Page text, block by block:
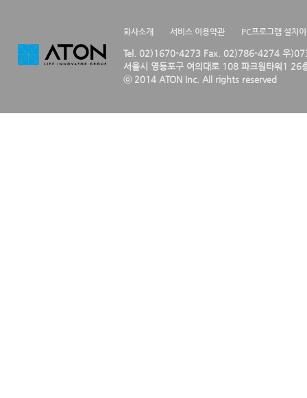
회사소개 서비스 이용약관 PC프로그램 설치
Tel. 02)1670-4273 Fax. 02)786-4274 우
서울시 영등포구 여의대로 108 파크원타워1 26
ⓒ 2014 ATON Inc. All rights reserved